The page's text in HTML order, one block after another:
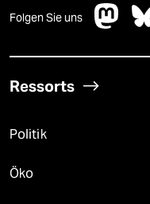
Folgen Sie uns
Ressorts
Politik
Öko